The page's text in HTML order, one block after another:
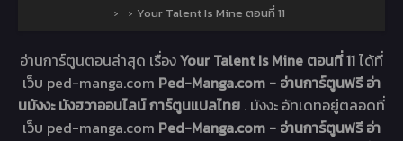
›
› Your Talent Is Mine ตอนที่ 11
อ่านการ์ตูนตอนล่าสุด เรื่องYour Talent Is Mine ตอนที่ 11ได้ที่
เว็บ ped-manga.com Ped-Manga.com - อ่านการ์ตูนฟรี อ่า
นมังงะ มังฮวาออนไลน์ การ์ตูนแปลไทย . มังงะ อัทเดทอยู่ตลอดที่
เว็บ ped-manga.com Ped-Manga.com - อ่านการ์ตูนฟรี อ่า